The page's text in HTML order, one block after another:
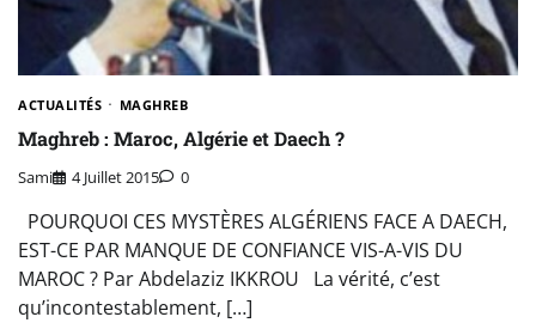
ACTUALITÉS MAGHREB
Maghreb : Maroc, Algérie et Daech ?
Sami 4 Juillet 2015 0
POURQUOI CES MYSTÈRES ALGÉRIENS FACE A DAECH,
EST-CE PAR MANQUE DE CONFIANCE VIS-A-VIS DU
MAROC ? Par Abdelaziz IKKROU La vérité, c’est
qu’incontestablement, […]